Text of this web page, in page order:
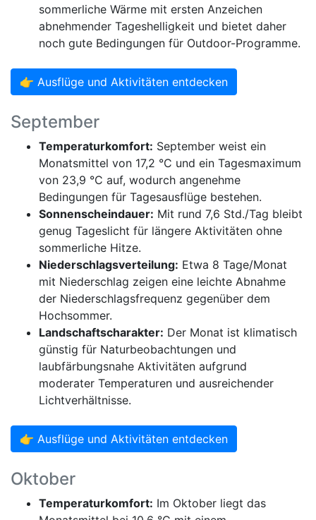
sommerliche Wärme mit ersten Anzeichen
abnehmender Tageshelligkeit und bietet daher
noch gute Bedingungen für Outdoor-Programme.
👉 Ausflüge und Aktivitäten entdecken
September
Temperaturkomfort: September weist ein
Monatsmittel von 17,2 °C und ein Tagesmaximum
von 23,9 °C auf, wodurch angenehme
Bedingungen für Tagesausflüge bestehen.
Sonnenscheindauer: Mit rund 7,6 Std./Tag bleibt
genug Tageslicht für längere Aktivitäten ohne
sommerliche Hitze.
Niederschlagsverteilung: Etwa 8 Tage/Monat
mit Niederschlag zeigen eine leichte Abnahme
der Niederschlagsfrequenz gegenüber dem
Hochsommer.
Landschaftscharakter: Der Monat ist klimatisch
günstig für Naturbeobachtungen und
laubfärbungsnahe Aktivitäten aufgrund
moderater Temperaturen und ausreichender
Lichtverhältnisse.
👉 Ausflüge und Aktivitäten entdecken
Oktober
Temperaturkomfort: Im Oktober liegt das